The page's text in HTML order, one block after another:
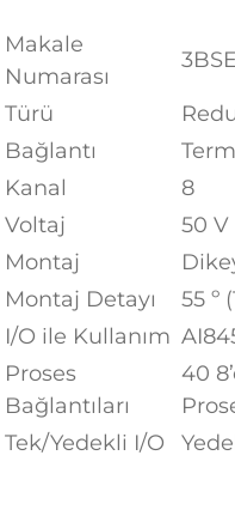
Makale
Numarası
Türü
Bağlantı
Kanal
8
Voltaj
50 V
Montaj
Montaj Detayı
55 º
I/O ile Kullanım
Proses
Bağlantıları
40
Tek/Yedekli I/O